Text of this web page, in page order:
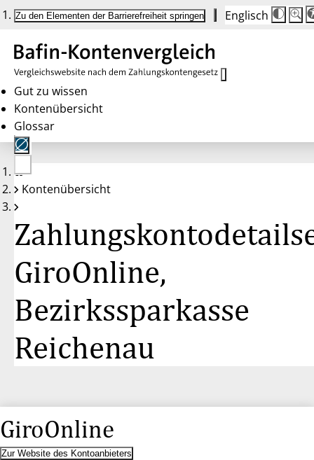
Zu den Elementen der Barrierefreiheit springen Englisch
Die
auf
100%
100%
Gut zu wissen
Kontenübersicht
Glossar
Keine
Konten
Kontenübersicht
GiroOnline,
Bezirkssparkasse
Reichenau
GiroOnline
Zur Website des Kontoanbieters